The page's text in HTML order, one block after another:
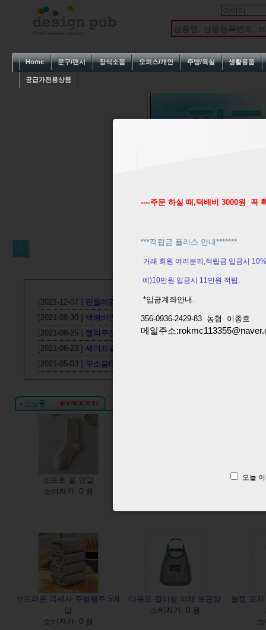
----주문 하실 때,택배비 3000원 꼭
***적립금 플러스 안내*******
거래 회원 여러분께,적립금 입금시
예)10만원 입금시 11만원 적립.
*입금계좌안내.
356-0936-2429-83 농협 이종호
메일주소
오늘
Home 문구/팬시 장식소품 오피스/개인 주방/욕실 생활용품
공급가전용상품
공지사항
[2021-12-07 ] 민들레감성무드등 입고
[2021-08-30 ] 택배비인상
[2021-08-25 ] 젤리쿠션 자전거캡 입고
[2021-06-23 ] 세이프슬립에어배개재입고
[2021-05-03 ]
소프트 울 양말
소비자가: 0 원
대용
부드러운 극세사 주방행주 5매
입
소비자가: 0 원
다용도 걸이형 야채 보관망
소비자가: 0 원
볼캡 모